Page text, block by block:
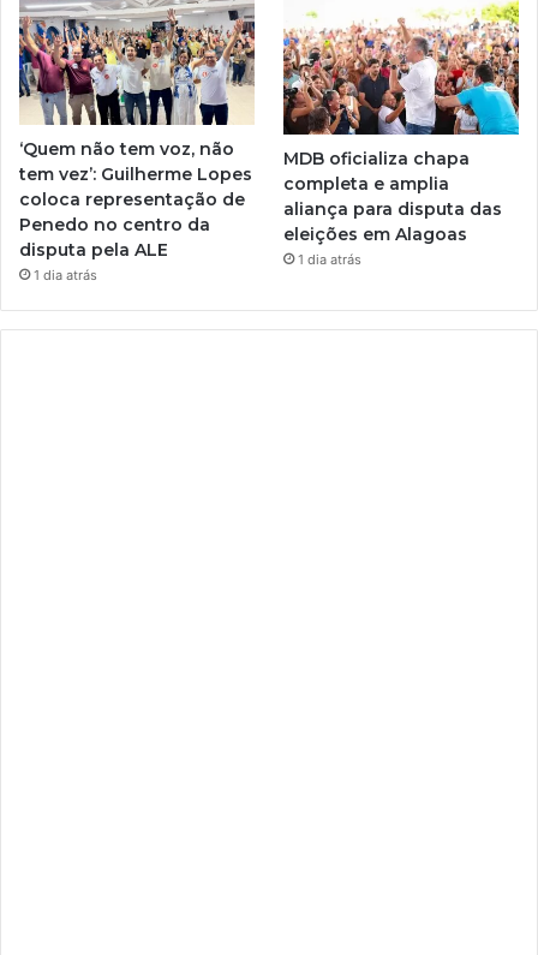
‘Quem não tem voz, não
tem vez’: Guilherme Lopes
coloca representação de
Penedo no centro da
disputa pela ALE
1 dia atrás
MDB oficializa chapa
completa e amplia
aliança para disputa das
eleições em Alagoas
1 dia atrás